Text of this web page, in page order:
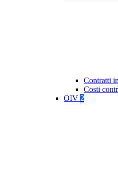
Contratti
Costi
OIV 2